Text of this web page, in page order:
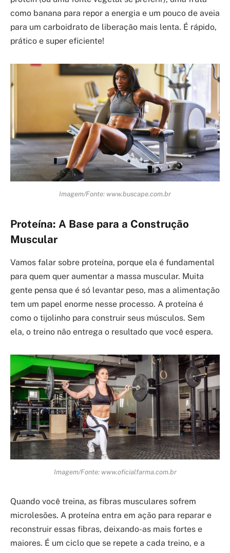
como banana para repor a energia e um pouco de aveia
para um carboidrato de liberação mais lenta. É rápido,
prático e super eficiente!
Imagem/Fonte: www.buscape.com.br
Proteína: A Base para a Construção
Muscular
Vamos falar sobre proteína, porque ela é fundamental
para quem quer aumentar a massa muscular. Muita
gente pensa que é só levantar peso, mas a alimentação
tem um papel enorme nesse processo. A proteína é
como o tijolinho para construir seus músculos. Sem
ela, o treino não entrega o resultado que você espera.
Imagem/Fonte: www.oficialfarma.com.br
Quando você treina, as fibras musculares sofrem
microlesões. A proteína entra em ação para reparar e
reconstruir essas fibras, deixando-as mais fortes e
maiores. É um ciclo que se repete a cada treino, e a